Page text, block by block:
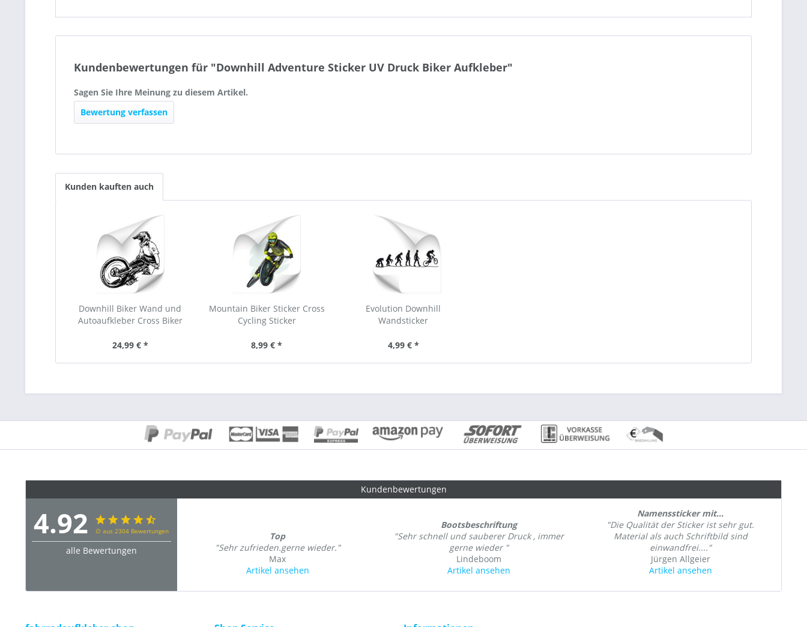
Kundenbewertungen für "Downhill Adventure Sticker UV Druck Biker Aufkleber"
Sagen Sie Ihre Meinung zu diesem Artikel.
Bewertung verfassen
Kunden kauften auch
Downhill Biker Wand und
Autoaufkleber Cross Biker
24,99 € *
Mountain Biker Sticker Cross
Cycling Sticker
8,99 € *
Evolution Downhill
Wandsticker
4,99 € *
Kundenbewertungen
4.92∅ aus 2304 Bewertungen
alle Bewertungen
Top
"Sehr zufrieden.gerne wieder."
Max
Artikel ansehen
Bootsbeschriftung
"Sehr schnell und sauberer Druck , immer
gerne wieder "
Lindeboom
Artikel ansehen
Namenssticker mit...
"Die Qualität der Sticker ist sehr gut.
Material als auch Schriftbild sind
einwandfrei...."
Jürgen Allgeier
Artikel ansehen